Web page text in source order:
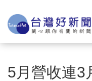
5月營收連3